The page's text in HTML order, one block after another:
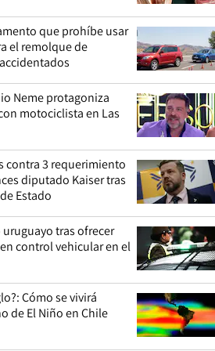
que prohíbe usar
el remolque de
Neme protagoniza
motociclista en Las
contra 3 requerimiento
diputado Kaiser tras
Estado
tras ofrecer
control vehicular en el
Cómo se vivirá
de El Niño en Chile